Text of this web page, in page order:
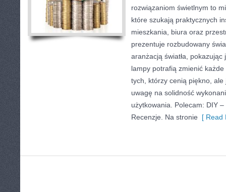
rozwiązaniom świetlnym to
które szukają praktycznych
mieszkania, biura oraz
prezentuje rozbudowany
aranżacją światła,
lampy potrafią zmienić
tych, którzy cenią piękno,
uwagę na solidność
użytkowania. Polecam: DIY
Recenzje. Na stronie [ Read